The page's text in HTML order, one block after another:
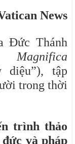
News
Đức Thánh
Magnifica
diệu”), tập
trong thời
trình thảo
và pháp